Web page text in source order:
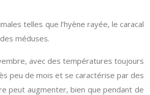
telles que l’hyène rayée, le caracal
méduses.
avec des températures toujours
peu de mois et se caractérise par des
peut augmenter, bien que pendant de